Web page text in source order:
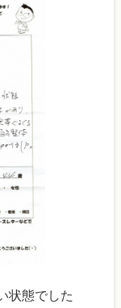
状態でした